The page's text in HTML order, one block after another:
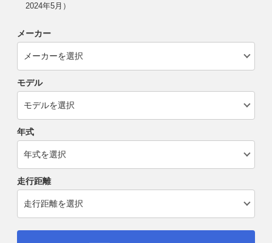
2024年5月）
メーカー
モデル
年式
走行距離